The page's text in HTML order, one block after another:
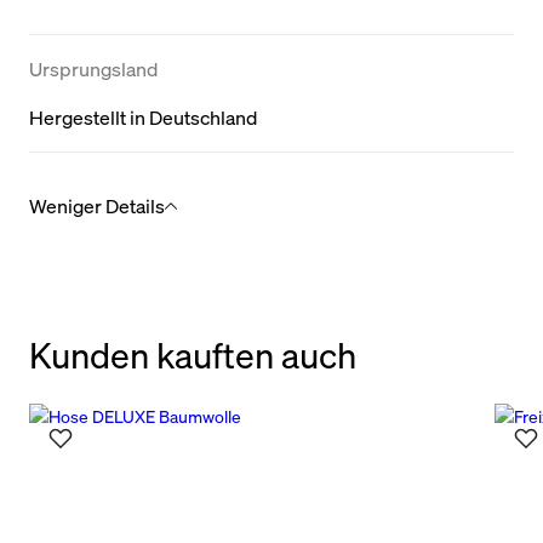
Ursprungsland
Hergestellt in Deutschland
Weniger Details
Kunden kauften auch